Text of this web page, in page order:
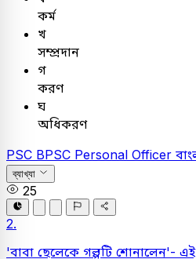
কর্ম
খ
সম্প্রদান
গ
করণ
ঘ
অধিকরণ
PSC BPSC Personal Officer
ব্যাখ্যা
25
2.
'বাবা ছেলেকে গল্পটি শোনালেন'-